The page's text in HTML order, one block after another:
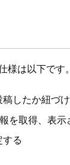
は以下です。
したか紐づ
を取得、表示
る